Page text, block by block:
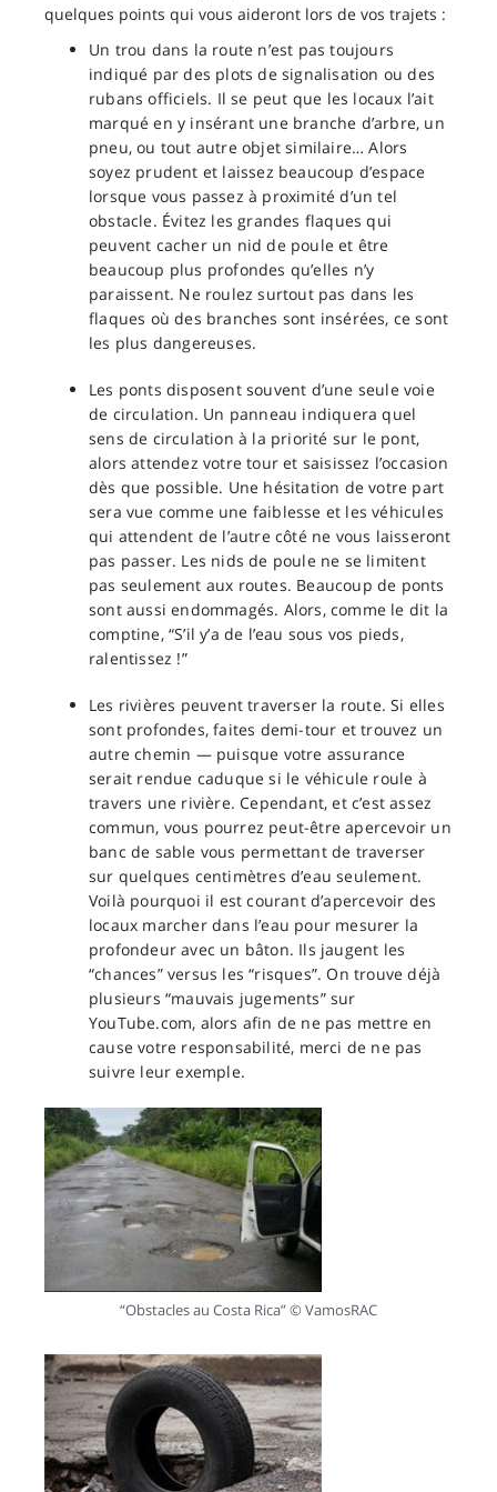
quelques points qui vous aideront lors de vos trajets :
Un trou dans la route n’est pas toujours
indiqué par des plots de signalisation ou des
rubans officiels. Il se peut que les locaux l’ait
marqué en y insérant une branche d’arbre, un
pneu, ou tout autre objet similaire… Alors
soyez prudent et laissez beaucoup d’espace
lorsque vous passez à proximité d’un tel
obstacle. Évitez les grandes flaques qui
peuvent cacher un nid de poule et être
beaucoup plus profondes qu’elles n’y
paraissent. Ne roulez surtout pas dans les
flaques où des branches sont insérées, ce sont
les plus dangereuses.
Les ponts disposent souvent d’une seule voie
de circulation. Un panneau indiquera quel
sens de circulation à la priorité sur le pont,
alors attendez votre tour et saisissez l’occasion
dès que possible. Une hésitation de votre part
sera vue comme une faiblesse et les véhicules
qui attendent de l’autre côté ne vous laisseront
pas passer. Les nids de poule ne se limitent
pas seulement aux routes. Beaucoup de ponts
sont aussi endommagés. Alors, comme le dit la
comptine, “S’il y’a de l’eau sous vos pieds,
ralentissez !”
Les rivières peuvent traverser la route. Si elles
sont profondes, faites demi-tour et trouvez un
autre chemin — puisque votre assurance
serait rendue caduque si le véhicule roule à
travers une rivière. Cependant, et c’est assez
commun, vous pourrez peut-être apercevoir un
banc de sable vous permettant de traverser
sur quelques centimètres d’eau seulement.
Voilà pourquoi il est courant d’apercevoir des
locaux marcher dans l’eau pour mesurer la
profondeur avec un bâton. Ils jaugent les
“chances” versus les “risques”. On trouve déjà
plusieurs “mauvais jugements” sur
YouTube.com, alors afin de ne pas mettre en
cause votre responsabilité, merci de ne pas
suivre leur exemple.
“Obstacles au Costa Rica” © VamosRAC